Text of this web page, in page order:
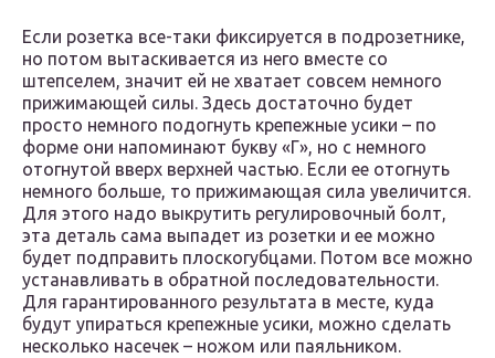
Если розетка все-таки фиксируется в подрозетнике,
но потом вытаскивается из него вместе со
штепселем, значит ей не хватает совсем немного
прижимающей силы. Здесь достаточно будет
просто немного подогнуть крепежные усики – по
форме они напоминают букву «Г», но с немного
отогнутой вверх верхней частью. Если ее отогнуть
немного больше, то прижимающая сила увеличится.
Для этого надо выкрутить регулировочный болт,
эта деталь сама выпадет из розетки и ее можно
будет подправить плоскогубцами. Потом все можно
устанавливать в обратной последовательности.
Для гарантированного результата в месте, куда
будут упираться крепежные усики, можно сделать
несколько насечек – ножом или паяльником.